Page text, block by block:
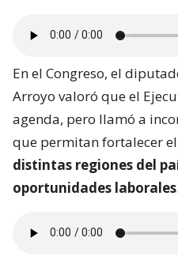
En el Congreso, el
Arroyo valoró que el
agenda, pero llamó a
que permitan fortalecer
distintas regiones del
oportunidades laborales.